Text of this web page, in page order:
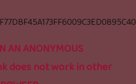
AN ANONYMOUS
does not work in other